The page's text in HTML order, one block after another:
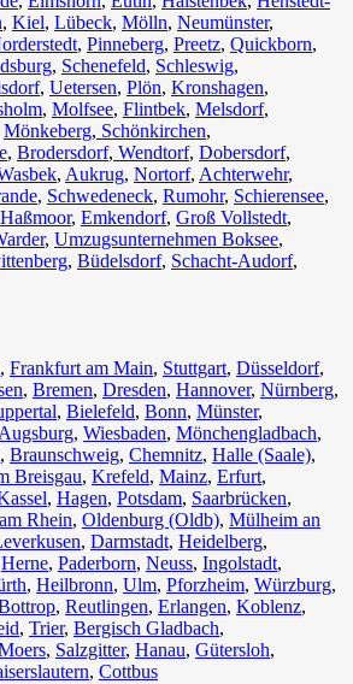
, Kiel, Lübeck, Mölln, Neumünster,
, Pinneberg, Preetz, Quickborn,
, Schenefeld, Schleswig,
, Uetersen, Plön, Kronshagen,
, Molfsee, Flintbek, Melsdorf,
Mönkeberg, Schönkirchen,
, Brodersdorf, Wendtorf, Dobersdorf,
, Aukrug, Nortorf, Achterwehr,
, Schwedeneck, Rumohr, Schierensee,
Haßmoor, Emkendorf, Groß Vollstedt,
, Umzugsunternehmen Boksee,
, Büdelsdorf, Schacht-Audorf,
, Frankfurt am Main, Stuttgart, Düsseldorf,
, Bremen, Dresden, Hannover, Nürnberg,
, Bielefeld⁠, Bonn⁠, Münster⁠,
Augsburg, Wiesbaden⁠, Mönchengladbach⁠,
, Braunschweig, Chemnitz⁠, Halle (Saale)⁠,
Breisgau⁠, Krefeld⁠, Mainz⁠, Erfurt,
, Hagen, Potsdam, Saarbrücken⁠,
Rhein⁠, Oldenburg (Oldb), Mülheim an
, Darmstadt⁠, Heidelberg,
Herne⁠, Paderborn, Neuss, Ingolstadt,
, Heilbronn, Ulm⁠, Pforzheim, Würzburg,
, Reutlingen, Erlangen⁠, Koblenz,
, Trier⁠, Bergisch Gladbach,
, Salzgitter⁠, Hanau, Gütersloh,
, Cottbus⁠